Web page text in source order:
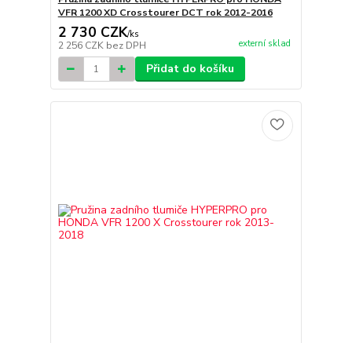
VFR 1200 XD Crosstourer DCT rok 2012-2016
2 730 CZK/ks
2 256 CZK bez DPH externí sklad
Přidat do košíku